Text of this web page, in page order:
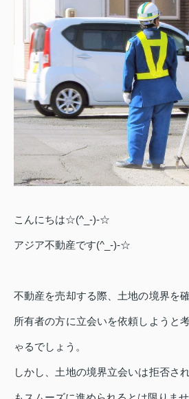
こんにちは☆(^_-)-☆
アジア不動産です(^_-)-☆
不動産を売却する際、土地の境界を
所有者の方に立会いを依頼しようと
ゃるでしょう。
しかし、土地の境界立会いは拒否さ